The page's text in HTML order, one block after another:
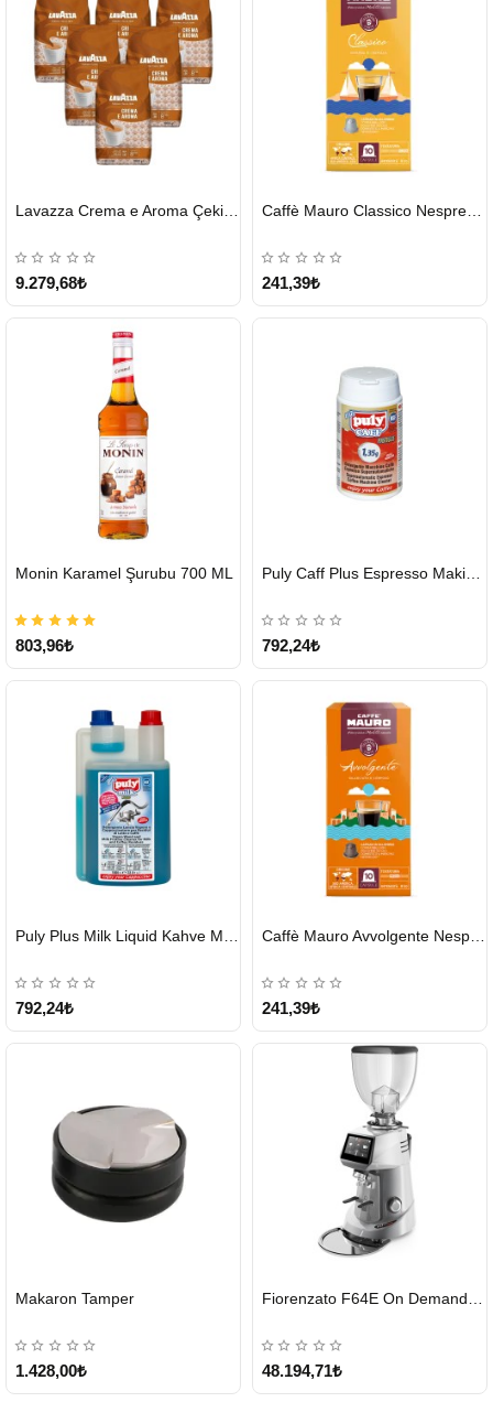
GÖNDERİ
9.279,68₺
GÖNDERİ
Caffè Mauro Classico Nespresso Kapsül
241,39₺
GÖNDERİ
Monin Karamel Şurubu 700 ML
803,96₺
GÖNDERİ
Puly Caff Plus Espresso Makinesi Temizleyici Tablet 100 x 1.35 G
792,24₺
GÖNDERİ
792,24₺
GÖNDERİ
Caffè Mauro Avvolgente Nespresso Kapsül
241,39₺
GÖNDERİ
Makaron Tamper
1.428,00₺
GÖNDERİ
48.194,71₺